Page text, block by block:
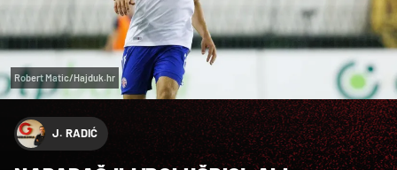
Robert Matic/Hajduk.hr
J. RADIĆ